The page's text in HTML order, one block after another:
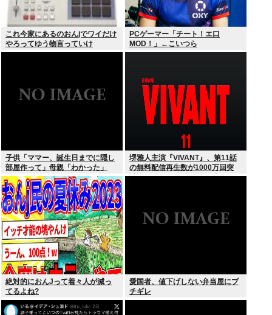
これ今家にあるのおんjでワイだけ
やろってゆう物言っていけ
PCゲーマー「チート！エ口
MOD！」←こいつら
子供「ママー、誕生日までに隠し
部屋作って」母親「わかった」
堺雅人主演『VIVANT』、第11話
の無料配信再生数が1000万回突
破！ TVerお気に入り登録者数は
絶対的におんJって着々人が減っ
てるよね?
愛国者、値下げしない弁当屋にブ
チギレ